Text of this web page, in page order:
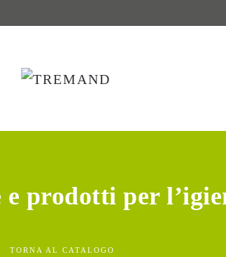
e prodotti per
TORNA AL CATALOGO